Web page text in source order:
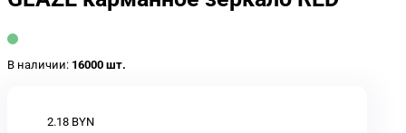
В наличии: 16000 шт.
2.18 BYN